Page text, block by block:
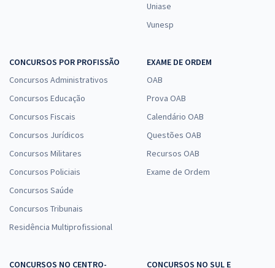
Uniase
Vunesp
CONCURSOS POR PROFISSÃO
Concursos Administrativos
Concursos Educação
Concursos Fiscais
Concursos Jurídicos
Concursos Militares
Concursos Policiais
Concursos Saúde
Concursos Tribunais
Residência Multiprofissional
EXAME DE ORDEM
OAB
Prova OAB
Calendário OAB
Questões OAB
Recursos OAB
Exame de Ordem
CONCURSOS NO CENTRO-
CONCURSOS NO SUL E